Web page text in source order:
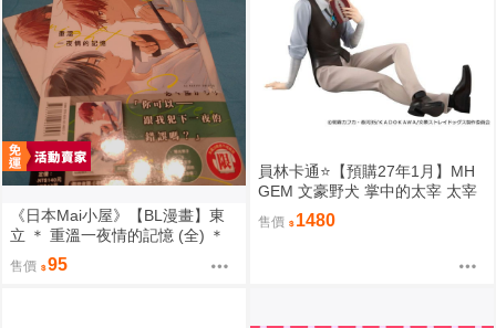
《日本Mai小屋》【BL漫畫】東
立 ＊ 重溫一夜情的記憶 (全) ＊
作者：志々藤からり
售價 95
員林卡通⭐️【預購27年1月】MH
GEM 文豪野犬 掌中的太宰 太宰
治 0813
售價 1480